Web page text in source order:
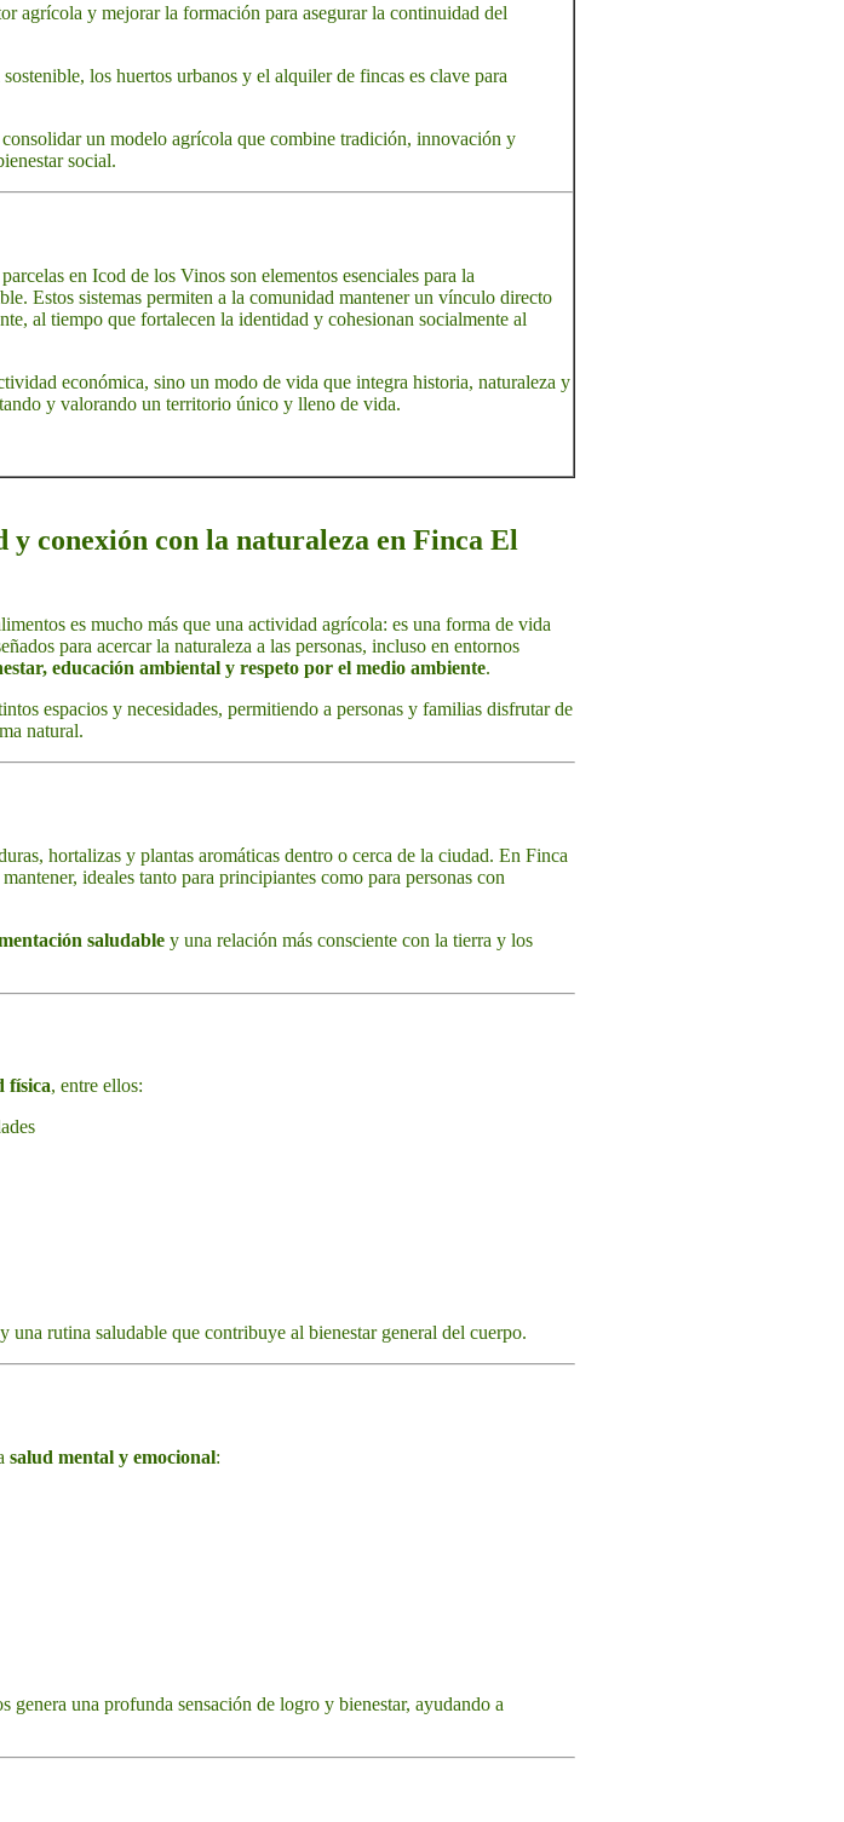
agrícola y mejorar la formación para asegurar la continuidad del
los huertos urbanos y el alquiler de fincas es clave para
un modelo agrícola que combine tradición, innovación y
social.
en Icod de los Vinos son elementos esenciales para la
Estos sistemas permiten a la comunidad mantener un vínculo directo
al tiempo que fortalecen la identidad y cohesionan socialmente al
económica, sino un modo de vida que integra historia, naturaleza y
y valorando un territorio único y lleno de vida.
conexión con la naturaleza en Finca El
es mucho más que una actividad agrícola: es una forma de vida
para acercar la naturaleza a las personas, incluso en entornos
educación ambiental y respeto por el medio ambiente.
espacios y necesidades, permitiendo a personas y familias disfrutar de
natural.
hortalizas y plantas aromáticas dentro o cerca de la ciudad. En Finca
ideales tanto para principiantes como para personas con
saludable y una relación más consciente con la tierra y los
física, entre ellos:
rutina saludable que contribuye al bienestar general del cuerpo.
salud mental y emocional:
una profunda sensación de logro y bienestar, ayudando a